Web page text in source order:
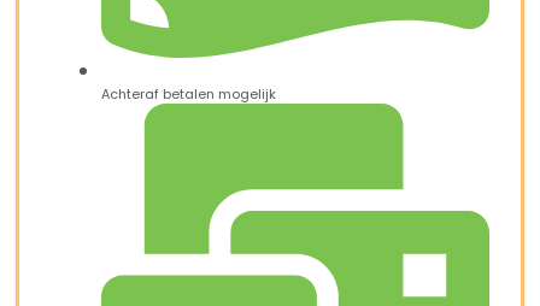
Achteraf betalen mogelijk